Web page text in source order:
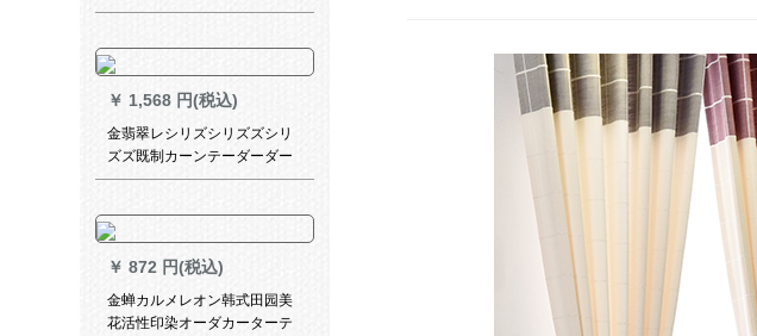
の出窓完全遮光绿遮光布+柳叶
￥ 1,568 円(税込)
金翡翠レシリズシリズズシリ
ズズ既制カーンテーダーダー
ダーシリーズシリーズシリー
シリーズシリーズシリーズシ
リーズシリーズシリーズシリ
ーズシリーズシリーズシリー
ズシリーズシリーズシリーズ
シリーズシリーズシリーズシ
￥ 872 円(税込)
金蝉カルメレオン韩式田园美
花活性印染オーダカーターテ